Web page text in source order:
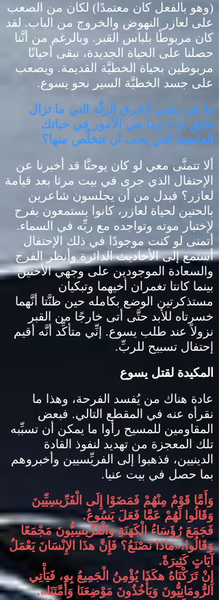
(وهو بالفعل كان معتمدًا ) لكان من الصعب
على لعازر النهوض والخروج من الباب. لقد
كان مربوطًا بلباس القبر . وبالرغم من أنَّنا
حصلنا على الحياة الجديدة، نبقى أحيانًا
مربوطين بحياة الخطيَّة القديمة. ويصعب
على جسد الخطيَّة السير نحو يسوع.
ما هي بعض الخرق الرثَّة التي ما تزال
تعلق بك؟ وما هي الأمور في حياتك
الماضية التي يجب أن تتخلَّص منها؟
ألا تتمنَّى معي لو كان يوحنَّا قد أخبرنا عن
الإحتفال الذي جرى في بيت مرثا بعد قيامة
لعازر؟ فبدل من أن يجلسون شاعرين
بالحنين لحياة لعازر، كانوا يستمعون بفرح
لإختبار موته وتواجده مع ربِّه في السماء.
أتمنى لو كنت موجودًا في ذلك الإحتفال
أستمع إلى الأحاديث الدائرة وأنظر الفرج
والسعادة الموجودين على وجهي الأختين
بينما كانتا تغمران أخيهما وتبكيان
مستذكرتين الوضع بكامله حين ظنَّتا أنَّهما
خسرتاه للأبد حتَّى أتى خارجًا من القبر
نزولاً عند طلب يسوع. إنِّي متأكِّد أنَّه أقيم
إحتفال تسبيح للربِّ.
المكيدة لقتل يسوع
عادة هناك من يُفسد الفرحة، وهذا ما
نقرأه عنه في المقطع التالي. فبعض
المقاومين للمسيح رأوا ما يمكن أن تسبِّبه
تلك المعجزة من تهديد لنفوذ القادة
الدينيين، فذهبوا إلى الفريِّسيين وأخبروهم
بما حصل في بيت عنيا.
وَأَمَّا قَوْمٌ مِنْهُمْ فَمَضَوْا إِلَى الْفَرِّيسِيِّينَ
وَقَالُوا لَهُمْ عَمَّا فَعَلَ يَسُوعُ.
فَجَمَعَ رُؤَسَاءُ الْكَهَنَةِ وَالْفَرِّيسِيُّونَ مَجْمَعًا
وَقَالُوا:«مَاذَا نَصْنَعُ؟ فَإِنَّ هذَا الإِنْسَانَ يَعْمَلُ
آيَاتٍ كَثِيرَةً.
إِنْ تَرَكْنَاهُ هكَذَا يُؤْمِنُ الْجَمِيعُ بِهِ، فَيَأْتِي
الرُّومَانِيُّونَ وَيَأْخُذُونَ مَوْضِعَنَا وَأُمَّتَنَا».